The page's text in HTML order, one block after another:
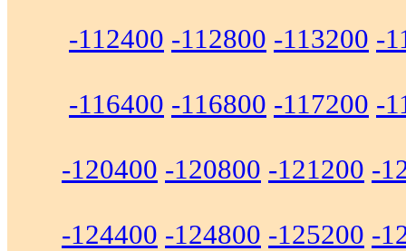
-112400 -112800 -113200 -
-116400 -116800 -117200 -
-120400 -120800 -121200 -
-124400 -124800 -125200 -